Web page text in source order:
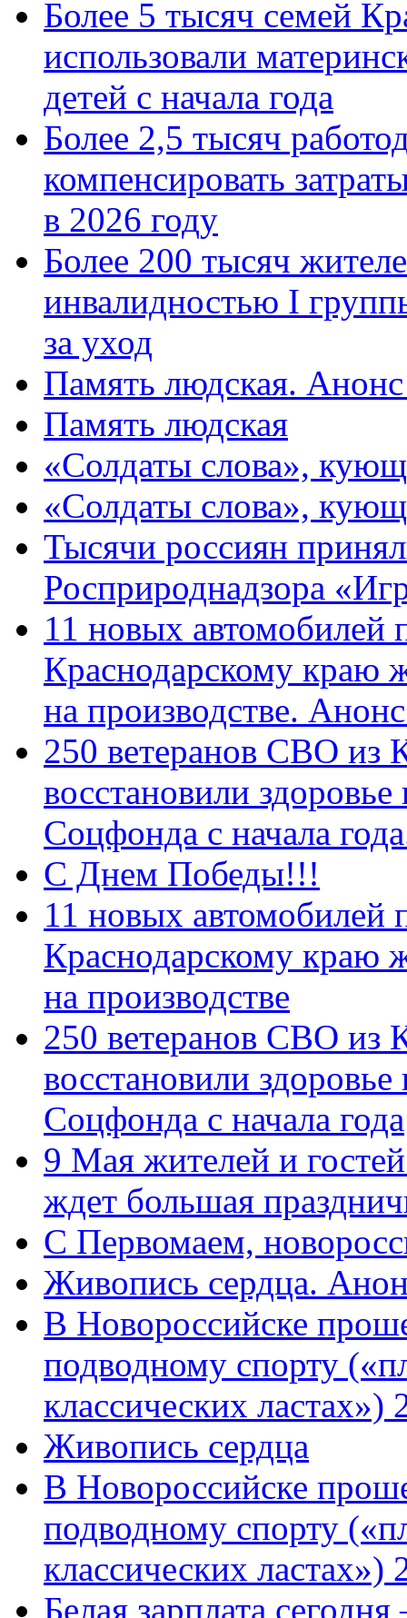
Более 5 тысяч семей
использовали
детей с начала года
Более 2,5 тысяч
компенсировать
в 2026 году
Более 200 тысяч
инвалидностью I
за уход
Память людская.
Память людская
«Солдаты слова»,
«Солдаты слова»,
Тысячи россиян
Росприроднадзора
11 новых автомобилей
Краснодарскому краю
на производстве.
250 ветеранов СВО из
восстановили
Соцфонда с начала
С Днем Победы!!!
11 новых автомобилей
Краснодарскому краю
на производстве
250 ветеранов СВО из
восстановили
Соцфонда с начала года
9 Мая жителей и
ждет большая
C Первомаем,
Живопись сердца.
В Новороссийске
подводному спорту
классических
Живопись сердца
В Новороссийске
подводному спорту
классических ластах»)
Белая зарплата